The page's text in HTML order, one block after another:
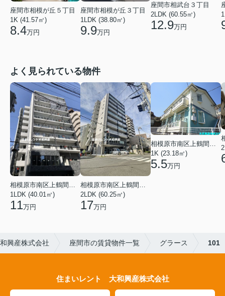
座間市相模が丘５丁目
1K (41.57㎡)
8.4万円
座間市相模が丘３丁目
1LDK (38.80㎡)
9.9万円
座間市相武台３丁目
2LDK (60.55㎡)
12.9万円
よく見られている物件
相模原市南区上鶴間本町３丁目
1LDK (40.01㎡)
11万円
相模原市南区上鶴間本町３丁目
2LDK (60.25㎡)
17万円
相模原市南区上鶴間本町２丁目
1K (23.18㎡)
5.5万円
興産株式会社 座間市の賃貸物件一覧 グラース 101
住まいレント 大和興産株式会社